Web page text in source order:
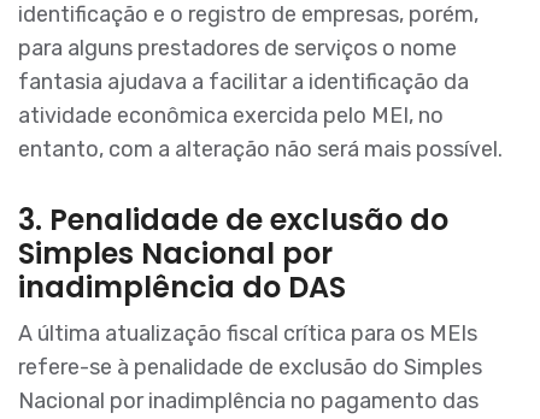
identificação e o registro de empresas, porém,
para alguns prestadores de serviços o nome
fantasia ajudava a facilitar a identificação da
atividade econômica exercida pelo MEI, no
entanto, com a alteração não será mais possível.
3. Penalidade de exclusão do
Simples Nacional por
inadimplência do DAS
A última atualização fiscal crítica para os MEIs
refere-se à penalidade de exclusão do Simples
Nacional por inadimplência no pagamento das